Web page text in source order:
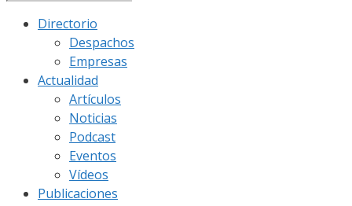
Directorio
Despachos
Empresas
Actualidad
Artículos
Noticias
Podcast
Eventos
Vídeos
Publicaciones